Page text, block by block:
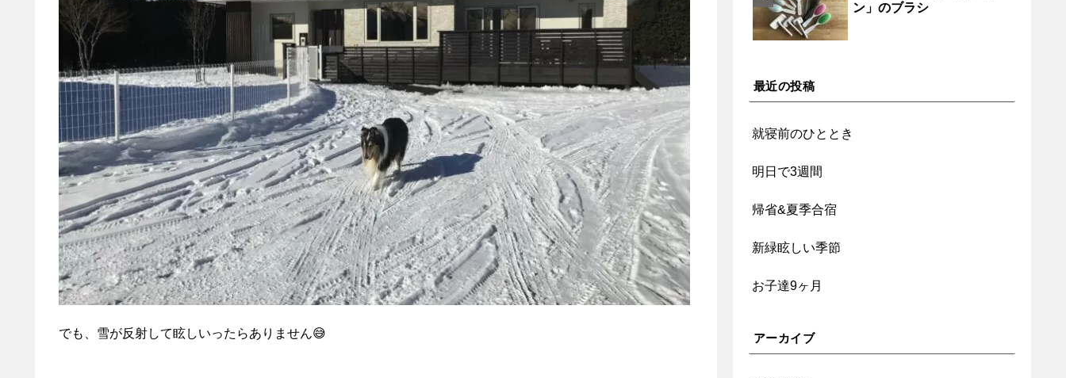
でも、雪が反射して眩しいったらありません😅
ン」のブラシ
最近の投稿
就寝前のひととき
明日で3週間
帰省&夏季合宿
新緑眩しい季節
お子達9ヶ月
アーカイブ